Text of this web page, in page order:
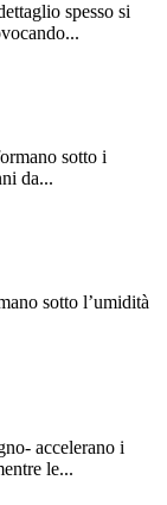
spesso si
sotto i
da...
sotto l’umidità
accelerano i
le...